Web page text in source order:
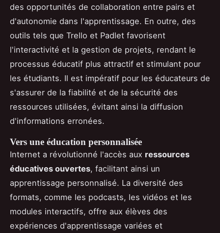
des opportunités de collaboration entre pairs et
d'autonomie dans l'apprentissage. En outre, des
outils tels que Trello et Padlet favorisent
l'interactivité et la gestion de projets, rendant le
processus éducatif plus attractif et stimulant pour
les étudiants. Il est impératif pour les éducateurs de
s'assurer de la fiabilité et de la sécurité des
ressources utilisées, évitant ainsi la diffusion
d'informations erronées.
Vers une éducation personnalisée
Internet a révolutionné l'accès aux ressources
éducatives ouvertes, facilitant ainsi un
apprentissage personnalisé. La diversité des
formats, comme les podcasts, les vidéos et les
modules interactifs, offre aux élèves des
expériences d'apprentissage variées et